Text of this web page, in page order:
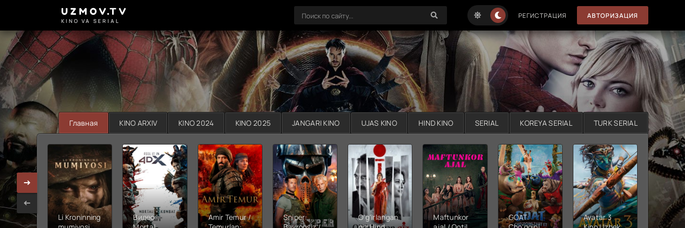
UZMOV.TV
KINO VA SERIAL
РЕГИСТРАЦИЯ АВТОРИЗАЦИЯ
Главная KINO ARXIV KINO 2024 KINO 2025 JANGARI KINO UJAS KINO HIND KINO SERIAL KOREYA SERIAL TURK SERIAL
Li Kroninning
Видео
Amir Temur /
Sniper:
O'g'irlangan
Maftunkor
GOAT:
Avatar 3